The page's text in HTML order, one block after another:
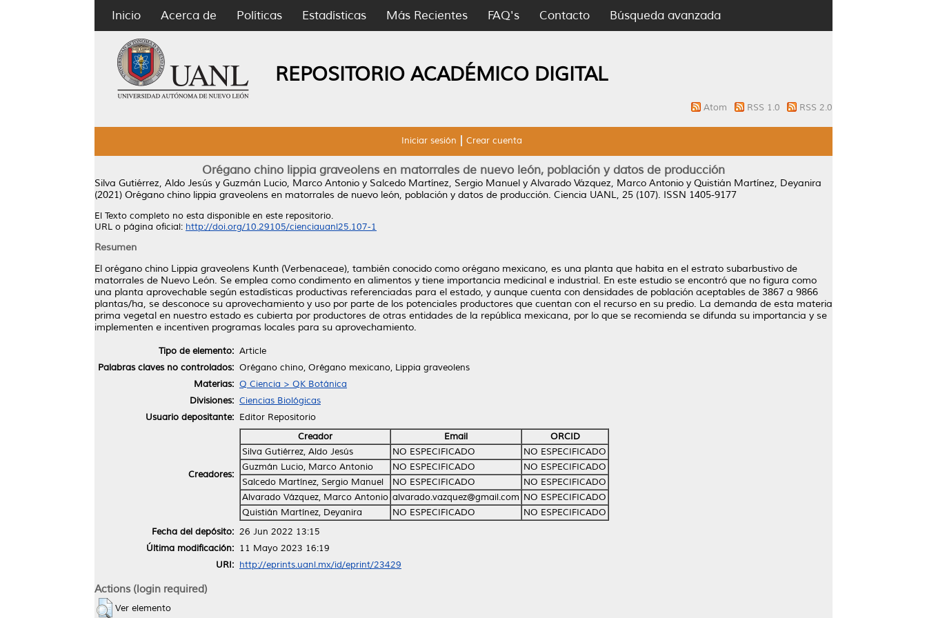
Inicio Acerca de Políticas Estadísticas Más Recientes FAQ's Contacto Búsqueda avanzada
REPOSITORIO ACADÉMICO DIGITAL
Atom RSS 1.0 RSS 2.0
Iniciar sesión Crear cuenta
Orégano chino lippia graveolens en matorrales de nuevo león, población y datos de producción
Silva Gutiérrez, Aldo Jesús y Guzmán Lucio, Marco Antonio y Salcedo Martínez, Sergio Manuel y Alvarado Vázquez, Marco Antonio y Quistián Martínez, Deyanira
(2021) Orégano chino lippia graveolens en matorrales de nuevo león, población y datos de producción. Ciencia UANL, 25 (107). ISSN 1405-9177
El Texto completo no esta disponible en este repositorio.
URL o página oficial: http://doi.org/10.29105/cienciauanl25.107-1
Resumen
El orégano chino Lippia graveolens Kunth (Verbenaceae), también conocido como orégano mexicano, es una planta que habita en el estrato subarbustivo de
matorrales de Nuevo León. Se emplea como condimento en alimentos y tiene importancia medicinal e industrial. En este estudio se encontró que no figura como
una planta aprovechable según estadísticas productivas referenciadas para el estado, y aunque cuenta con densidades de población aceptables de 3867 a 9866
plantas/ha, se desconoce su aprovechamiento y uso por parte de los potenciales productores que cuentan con el recurso en su predio. La demanda de esta materia
prima vegetal en nuestro estado es cubierta por productores de otras entidades de la república mexicana, por lo que se recomienda se difunda su importancia y se
implementen e incentiven programas locales para su aprovechamiento.
Tipo de elemento: Article
Palabras claves no controlados: Orégano chino, Orégano mexicano, Lippia graveolens
Materias: Q Ciencia > QK Botánica
Divisiones: Ciencias Biológicas
Usuario depositante: Editor Repositorio
Creadores:
Creador Email
ORCID
Silva Gutiérrez, Aldo Jesús
NO ESPECIFICADO
NO ESPECIFICADO
Guzmán Lucio, Marco Antonio
NO ESPECIFICADO
NO ESPECIFICADO
Salcedo Martínez, Sergio Manuel
NO ESPECIFICADO
NO ESPECIFICADO
Alvarado Vázquez, Marco Antonio alvarado.vazquez@gmail.com NO ESPECIFICADO
Quistián Martínez, Deyanira
NO ESPECIFICADO
NO ESPECIFICADO
Fecha del depósito: 26 Jun 2022 13:15
Última modificación: 11 Mayo 2023 16:19
URI: http://eprints.uanl.mx/id/eprint/23429
Actions (login required)
Ver elemento